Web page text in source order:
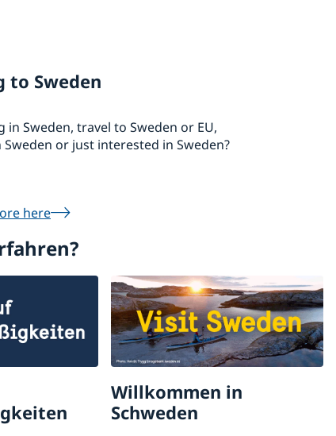
to Sweden
in Sweden, travel to Sweden or EU,
Sweden or just interested in Sweden?
here
Willkommen in
Schweden